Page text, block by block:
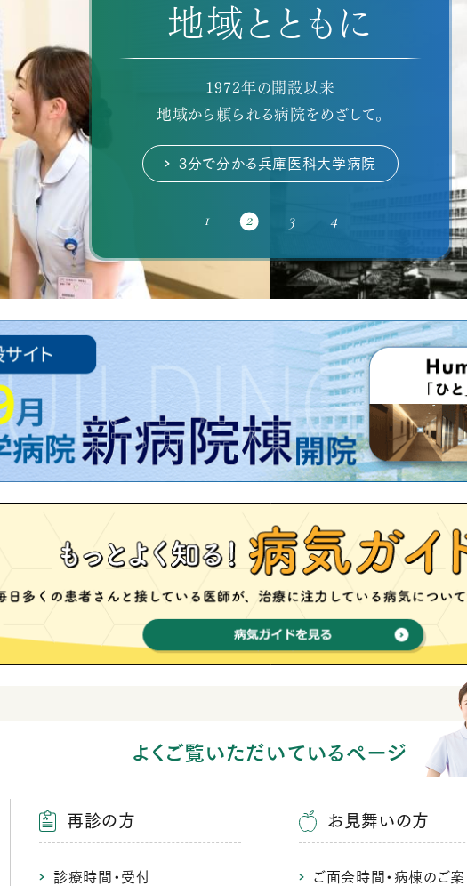
患者さんに希望を、
医学に進歩を。
3分で分かる兵庫医科大学病院
地域とともに
1972年の開設以来
地域から頼られる病院をめざして。
3分で分かる兵庫医科大学病院
特定機能病院
高度医療の提供・開発を通じて
阪神間の健康を支えています。
3分で分かる兵庫医科大学病院
県内最大規模
スムーズな診療のために
さまざまな工夫をしています。
3分で分かる兵庫医科大学病院
1 2 3 4
よくご覧いただいているページ
再診の方
診療時間・受付
お見舞いの方
ご面会時間・病棟のご案